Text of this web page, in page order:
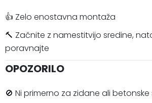
👍 Zelo enostavna montaža
🔨 Začnite z namestitvijo sredine,
poravnajte
OPOZORILO
🚫 Ni primerno za zidane ali